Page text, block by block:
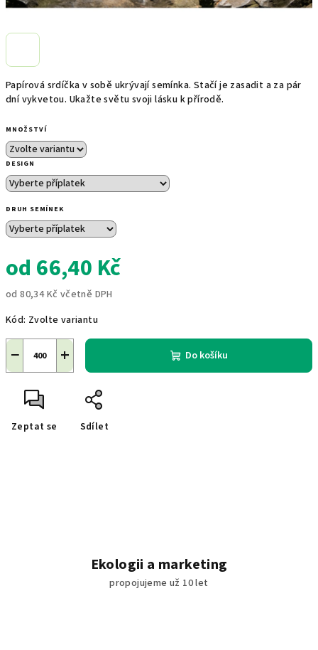
Papírová srdíčka v sobě ukrývají semínka. Stačí je zasadit a za pár
dní vykvetou. Ukažte světu svoji lásku k přírodě.
MNOŽSTVÍ
DESIGN
DRUH SEMÍNEK
od 66,40 Kč
od80,34 Kč včetně DPH
cena:
Kód: Zvolte variantu
+
− Do košíku
Zeptat se Sdílet
Ekologii a marketing
propojujeme už 10 let